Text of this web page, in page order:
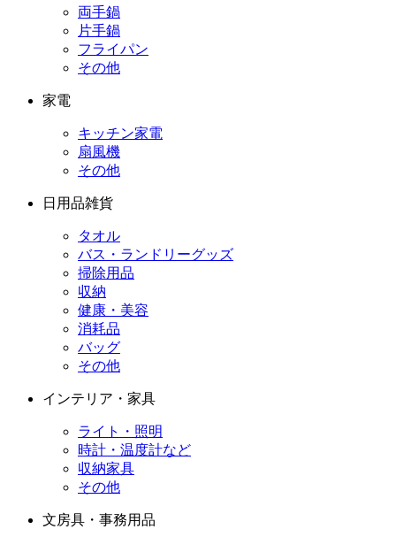
両手鍋
片手鍋
フライパン
その他
家電
キッチン家電
扇風機
その他
日用品雑貨
タオル
バス・ランドリーグッズ
掃除用品
収納
健康・美容
消耗品
バッグ
その他
インテリア・家具
ライト・照明
時計・温度計など
収納家具
その他
文房具・事務用品